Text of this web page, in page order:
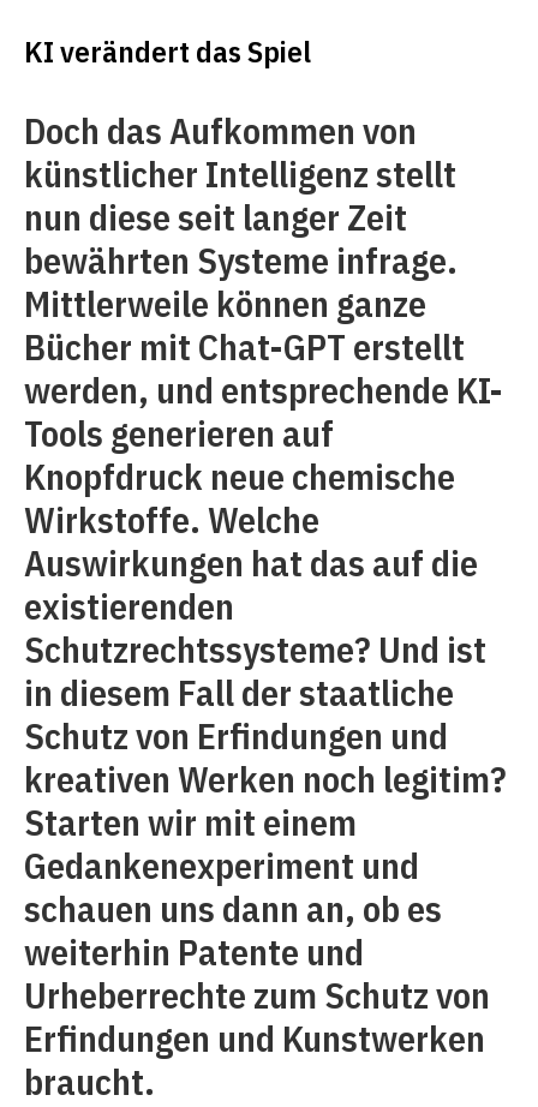
KI verändert das Spiel
Doch das Aufkommen von
künstlicher Intelligenz stellt
nun diese seit langer Zeit
bewährten Systeme infrage.
Mittlerweile können ganze
Bücher mit Chat-GPT erstellt
werden, und entsprechende KI-
Tools generieren auf
Knopfdruck neue chemische
Wirkstoffe. Welche
Auswirkungen hat das auf die
existierenden
Schutzrechtssysteme? Und ist
in diesem Fall der staatliche
Schutz von Erfindungen und
kreativen Werken noch legitim?
Starten wir mit einem
Gedankenexperiment und
schauen uns dann an, ob es
weiterhin Patente und
Urheberrechte zum Schutz von
Erfindungen und Kunstwerken
braucht.